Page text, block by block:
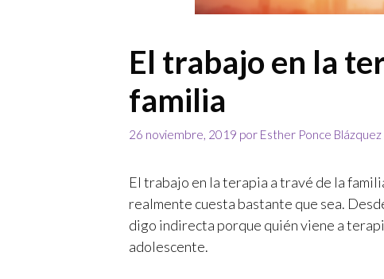
El trabajo en la
familia
26 noviembre, 2019 por Esther Ponce Blázquez
El trabajo en la terapia a travé de la
realmente cuesta bastante que sea.
digo indirecta porque quién viene a
adolescente.